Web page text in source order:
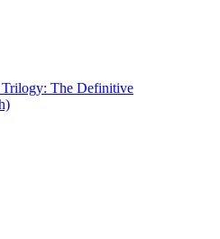
The Definitive